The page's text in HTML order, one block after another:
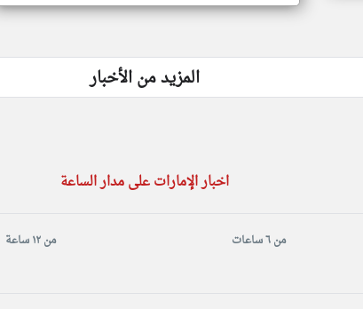
المزيد من الأخبار
اخبار الإمارات على مدار الساعة
من ٦ ساعات من ١٢ ساعة